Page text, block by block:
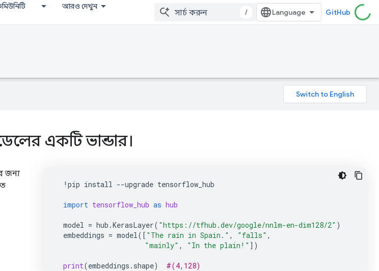
আরও দেখুন
/ GitHub
একটি ভান্ডার।
! pip install --upgrade tensorflow_hub
import tensorflow_hub as hub
model = hub .KerasLayer( "https://tfhub.dev/google/nnlm-en-dim128/2" )
embeddings = model([ "The rain in Spain." , "falls" ,
"mainly" , "In the plain!" ])
print(embeddings . shape) #(4,128)
জন্য